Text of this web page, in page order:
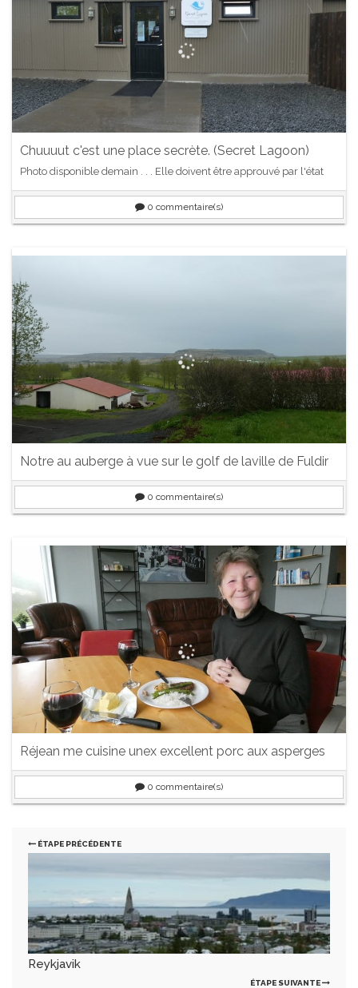
Chuuuut c'est une place secrète. (Secret Lagoon)
Photo disponible demain . . . Elle doivent être approuvé par l'état
0 commentaire(s)
Notre au auberge à vue sur le golf de laville de Fuldir
0 commentaire(s)
Réjean me cuisine unex excellent porc aux asperges
0 commentaire(s)
ÉTAPE PRÉCÉDENTE
Reykjavik
ÉTAPE SUIVANTE